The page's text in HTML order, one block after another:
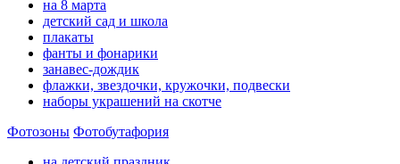
на 8 марта
детский сад и школа
плакаты
фанты и фонарики
занавес-дождик
флажки, звездочки, кружочки, подвески
наборы украшений на скотче
Фотозоны Фотобутафория